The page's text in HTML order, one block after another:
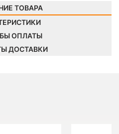
ТОВАРА
ОПЛАТЫ
ДОСТАВКИ